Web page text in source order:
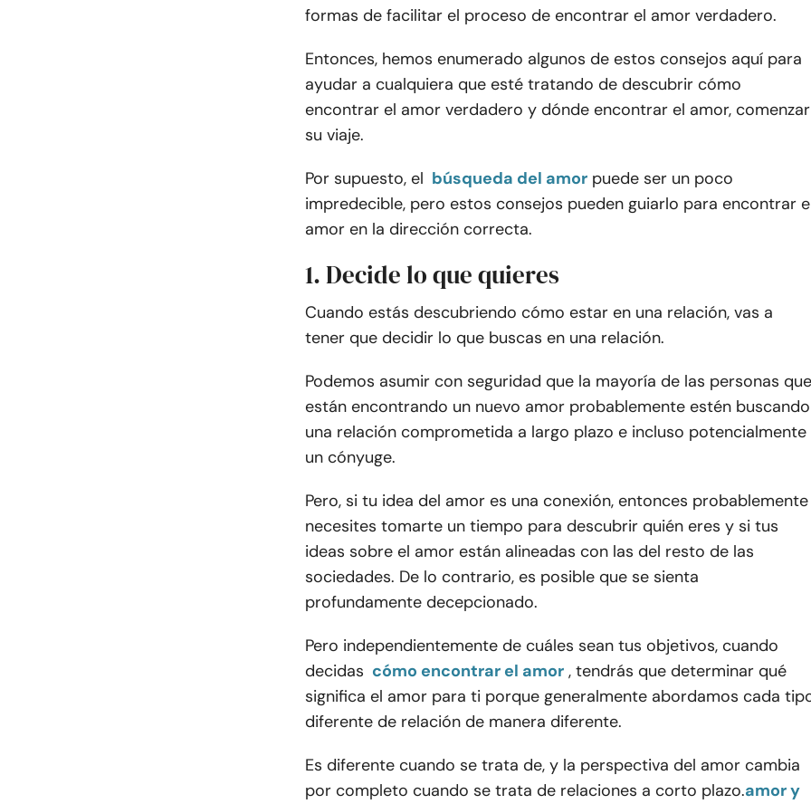
formas de facilitar el proceso de encontrar el amor verdadero.
Entonces, hemos enumerado algunos de estos consejos aquí para
ayudar a cualquiera que esté tratando de descubrir cómo
encontrar el amor verdadero y dónde encontrar el amor, comenzar
su viaje.
Por supuesto, el búsqueda del amor puede ser un poco
impredecible, pero estos consejos pueden guiarlo para encontrar
amor en la dirección correcta.
1. Decide lo que quieres
Cuando estás descubriendo cómo estar en una relación, vas a
tener que decidir lo que buscas en una relación.
Podemos asumir con seguridad que la mayoría de las personas que
están encontrando un nuevo amor probablemente estén buscando
una relación comprometida a largo plazo e incluso potencialmente
un cónyuge.
Pero, si tu idea del amor es una conexión, entonces probablemente
necesites tomarte un tiempo para descubrir quién eres y si tus
ideas sobre el amor están alineadas con las del resto de las
sociedades. De lo contrario, es posible que se sienta
profundamente decepcionado.
Pero independientemente de cuáles sean tus objetivos, cuando
decidas cómo encontrar el amor , tendrás que determinar qué
significa el amor para ti porque generalmente abordamos cada
diferente de relación de manera diferente.
Es diferente cuando se trata de, y la perspectiva del amor cambia
por completo cuando se trata de relaciones a corto plazo.amor y